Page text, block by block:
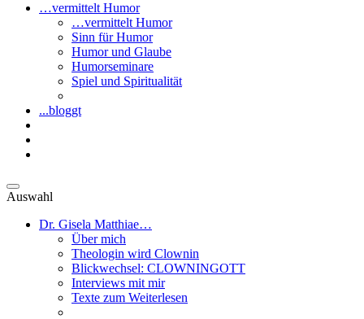
…vermittelt Humor
…vermittelt Humor
Sinn für Humor
Humor und Glaube
Humorseminare
Spiel und Spiritualität
...bloggt
Auswahl
Dr. Gisela Matthiae…
Über mich
Theologin wird Clownin
Blickwechsel: CLOWNINGOTT
Interviews mit mir
Texte zum Weiterlesen